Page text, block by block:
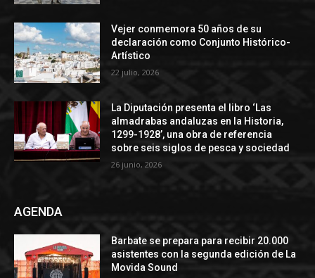
Vejer conmemora 50 años de su
declaración como Conjunto Histórico-
Artístico
22 julio, 2026
La Diputación presenta el libro ‘Las
almadrabas andaluzas en la Historia,
1299-1928’, una obra de referencia
sobre seis siglos de pesca y sociedad
26 junio, 2026
AGENDA
Barbate se prepara para recibir 20.000
asistentes con la segunda edición de La
Movida Sound